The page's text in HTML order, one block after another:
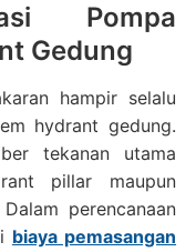
Pompa
Gedung
hampir selalu
hydrant gedung.
tekanan utama
pillar maupun
perencanaan
biaya pemasangan